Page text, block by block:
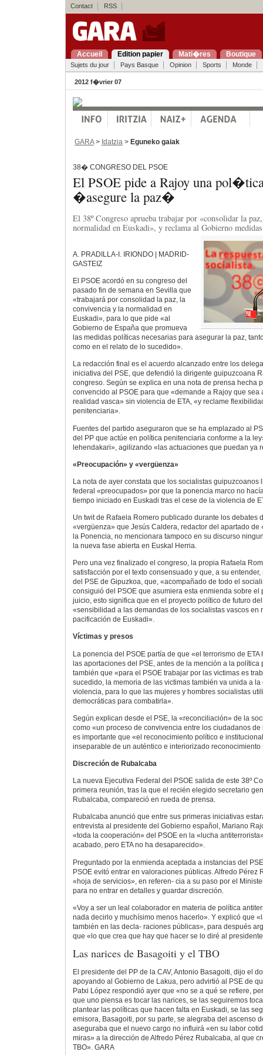
Contact RSS
Accueil Edition papier Mati�res Boutique
Sujets du jour Pays Basque Opinion Sports Monde
2012 f�vrier 07
GARA> Idatzia > Eguneko gaiak
38� CONGRESO DEL PSOE
El PSOE pide a Rajoy una
�asegure la paz�
El 38º Congreso aprueba trabajar por «consolidar la
normalidad en Euskadi», y reclama al Gobierno
A. PRADILLA-I. IRIONDO | MADRID-
GASTEIZ
El PSOE acordó en su congreso del
pasado fin de semana en Sevilla que
«trabajará por consolidad la paz, la
convivencia y la normalidad en
Euskadi», para lo que pide «al
Gobierno de España que promueva
las medidas políticas necesarias para asegurar la paz,
como en el relato de lo sucedido».
La redacción final es el acuerdo alcanzado entre los
iniciativa del PSE, que defendió la dirigente guipuzcoana
congreso. Según se explica en una nota de prensa hecha
convencido al PSOE para que «demande a Rajoy que sea
realidad vasca» sin violencia de ETA, «y reclame
penitenciaria».
Fuentes del partido aseguraron que se ha emplazado al
del PP que actúe en política penitenciaria conforme a la
lehendakari», agilizando «las actuaciones que puedan ya
«Preocupación» y «vergüenza»
La nota de ayer constata que los socialistas guipuzcoanos
federal «preocupados» por que la ponencia marco no
tiempo iniciado en Euskadi tras el cese de la violencia de
Un twit de Rafaela Romero publicado durante los debates
«vergüenza» que Jesús Caldera, redactor del apartado de
la Ponencia, no mencionara tampoco en su discurso
la nueva fase abierta en Euskal Herria.
Pero una vez finalizado el congreso, la propia Rafaela
satisfacción por el texto consensuado y que, a su
del PSE de Gipuzkoa, que, «acompañado de todo el
consiguió del PSOE que asumiera esta enmienda sobre el
juicio, esto significa que en el proyecto político de futuro
«sensibilidad a las demandas de los socialistas vascos en
pacificación de Euskadi».
Víctimas y presos
La ponencia del PSOE partía de que «el terrorismo de
las aportaciones del PSE, antes de la mención a la política
también que «para el PSOE trabajar por las victimas es
sucedido, la memoria de las victimas también va unida a
violencia, para lo que las mujeres y hombres socialistas
democráticas para combatirla».
Según explican desde el PSE, la «reconciliación» de la
como «un proceso de convivencia entre los ciudadanos
es importante que «el reconocimiento político e
inseparable de un auténtico e interiorizado reconocimiento
Discreción de Rubalcaba
La nueva Ejecutiva Federal del PSOE salida de este 38º
primera reunión, tras la que el recién elegido secretario
Rubalcaba, compareció en rueda de prensa.
Rubalcaba anunció que entre sus primeras iniciativas
entrevista al presidente del Gobierno español, Mariano
«toda la cooperación» del PSOE en la «lucha
acabado, pero ETA no ha desaparecido».
Preguntado por la enmienda aceptada a instancias del
PSOE evitó entrar en valoraciones públicas. Alfredo Pérez
«hoja de servicios», en referen- cia a su paso por el
para no entrar en detalles y guardar discreción.
«Voy a ser un leal colaborador en materia de política
nada decirlo y muchísimo menos hacerlo». Y explicó que
también en las decla- raciones públicas», para después
que «lo que crea que hay que hacer se lo diré al
Las narices de Basagoiti y el TBO
El presidente del PP de la CAV, Antonio Basagoiti, dijo el
apoyando al Gobierno de Lakua, pero advirtió al PSE de
Patxi López respondió ayer que «no se a qué se refiere,
que uno piensa es tocar las narices, se las seguiremos
plantear las políticas que hacen falta en Euskadi, se las
emisora, Basagoiti, por su parte, se alegraba del ascenso
aseguraba que el nuevo cargo no influirá «en su labor
miras» a la dirección de Alfredo Pérez Rubalcaba, al que
TBO». GARA